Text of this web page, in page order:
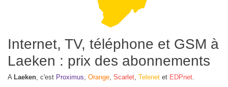
Internet, TV, téléphone et GSM à
Laeken : prix des abonnements
A Laeken, c'est Proximus, Orange, Scarlet, Telenet et EDPnet.